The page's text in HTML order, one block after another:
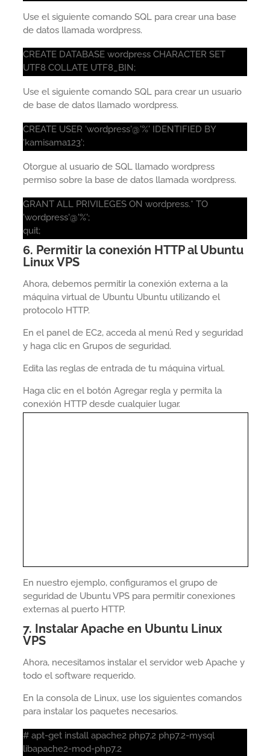
Use el siguiente comando SQL para crear una base
de datos llamada wordpress.
CREATE DATABASE wordpress CHARACTER SET
UTF8 COLLATE UTF8_BIN;
Use el siguiente comando SQL para crear un usuario
de base de datos llamado wordpress.
CREATE USER 'wordpress'@'%' IDENTIFIED BY
'kamisama123';
Otorgue al usuario de SQL llamado wordpress
permiso sobre la base de datos llamada wordpress.
GRANT ALL PRIVILEGES ON wordpress.* TO
'wordpress'@'%';
quit;
6. Permitir la conexión HTTP al Ubuntu
Linux VPS
Ahora, debemos permitir la conexión externa a la
máquina virtual de Ubuntu Ubuntu utilizando el
protocolo HTTP.
En el panel de EC2, acceda al menú Red y seguridad
y haga clic en Grupos de seguridad.
Edita las reglas de entrada de tu máquina virtual.
Haga clic en el botón Agregar regla y permita la
conexión HTTP desde cualquier lugar.
En nuestro ejemplo, configuramos el grupo de
seguridad de Ubuntu VPS para permitir conexiones
externas al puerto HTTP.
7. Instalar Apache en Ubuntu Linux
VPS
Ahora, necesitamos instalar el servidor web Apache y
todo el software requerido.
En la consola de Linux, use los siguientes comandos
para instalar los paquetes necesarios.
# apt-get install apache2 php7.2 php7.2-mysql
libapache2-mod-php7.2